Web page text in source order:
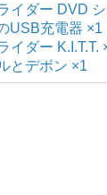
イダー DVD
USB充電器 ×1
イダー K.I.T.T.
とデボン ×1